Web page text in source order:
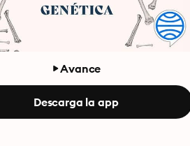
Avance
Descarga la app